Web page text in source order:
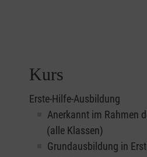
Kurs
Erste-Hilfe-Ausbildung
Anerkannt im Rahmen
(alle Klassen)
Grundausbildung in